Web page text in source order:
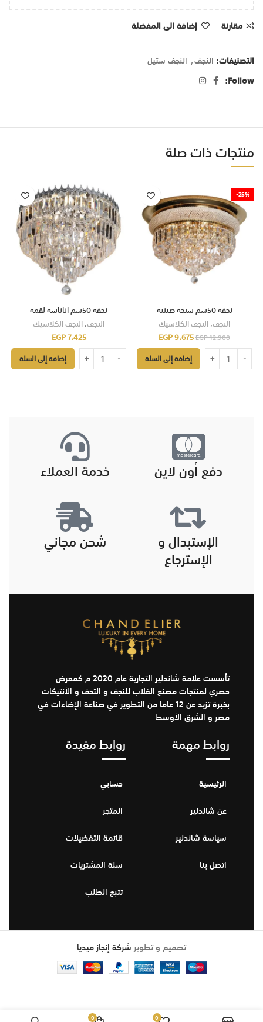
مقارنة إضافة الى المفضلة
التصنيفات: النجف, النجف ستيل
Follow:
منتجات ذات صلة
-25%
نجفه 50سم سبحه صينيه
النجف,النجف الكلاسيك
EGP12.900
EGP9.675
إضافة إلى السلة
نجفه 50سم اناناسه لقمه
النجف,النجف الكلاسيك
EGP7.425
إضافة إلى السلة
دفع أون لاين خدمة العملاء
الإستبدال و
الإسترجاع
شحن مجاني
تأسست علامة شاندلير التجارية عام 2020 م كمعرض
حصري لمنتجات مصنع الغلاب للنجف و التحف و الأنتيكات
بخبرة تزيد عن 12 عاما من التطوير في صناعة الإضاءات في
مصر و الشرق الأوسط
روابط مهمة
الرئيسية
عن شاندلير
سياسة شاندلير
اتصل بنا
روابط مفيدة
حسابي
المتجر
قائمة التفضيلات
سلة المشتريات
تتبع الطلب
تصميم و تطويرشركة إنجاز ميديا
0
0